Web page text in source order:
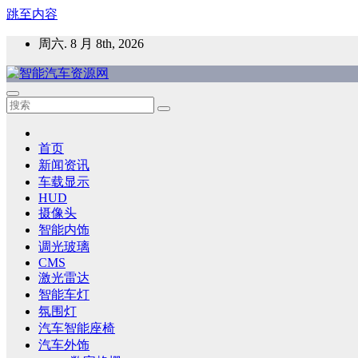
跳至内容
周六. 8 月 8th, 2026
智能汽车资源网
智能表面，智能内饰，新能源汽车，HMI，人车交互，智能车
首页
新闻资讯
车载显示
HUD
摄像头
智能内饰
调光玻璃
CMS
激光雷达
智能车灯
氛围灯
汽车智能座椅
汽车外饰